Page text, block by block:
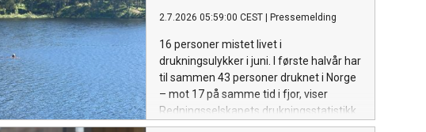
2.7.2026 05:59:00 CEST Pressemelding
16 personer mistet livet i
drukningsulykker i juni. I første halvår har
til sammen 43 personer druknet i Norge
– mot 17 på samme tid i fjor, viser
Redningsselskapets drukningsstatistikk.